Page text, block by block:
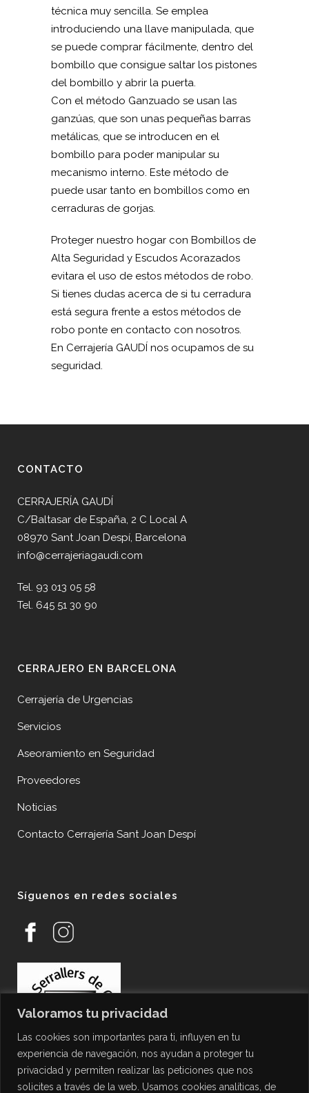
Valoramos tu privacidad
Las cookies son importantes para ti, influyen en tu
experiencia de navegación, nos ayudan a proteger tu
privacidad y permiten realizar las peticiones que nos
solicites a través de la web. Usamos cookies analíticas, de
técnica muy sencilla. Se emplea
introduciendo una llave manipulada, que
se puede comprar fácilmente, dentro del
bombillo que consigue saltar los pistones
del bombillo y abrir la puerta.
Con el método Ganzuado se usan las
ganzúas, que son unas pequeñas barras
metálicas, que se introducen en el
bombillo para poder manipular su
mecanismo interno. Este método de
puede usar tanto en bombillos como en
cerraduras de gorjas.
Proteger nuestro hogar con Bombillos de
Alta Seguridad y Escudos Acorazados
evitara el uso de estos métodos de robo.
Si tienes dudas acerca de si tu cerradura
está segura frente a estos métodos de
robo ponte en contacto con nosotros.
En Cerrajería GAUDÍ nos ocupamos de su
seguridad.
CONTACTO
CERRAJERÍA GAUDÍ
C/Baltasar de España, 2 C Local A
08970 Sant Joan Despí, Barcelona
info@cerrajeriagaudi.com
Tel. 93 013 05 58
Tel. 645 51 30 90
CERRAJERO EN BARCELONA
Cerrajería de Urgencias
Servicios
Aseoramiento en Seguridad
Proveedores
Noticias
Contacto Cerrajería Sant Joan Despí
Síguenos en redes sociales